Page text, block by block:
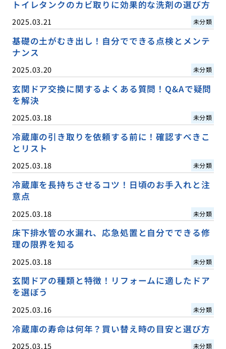
トイレタンクのカビ取りに効果的な洗剤の選び方
2025.03.21 未分類
基礎の土がむき出し！自分でできる点検とメンテ
ナンス
2025.03.20 未分類
玄関ドア交換に関するよくある質問！Q&Aで疑問
を解決
2025.03.18 未分類
冷蔵庫の引き取りを依頼する前に！確認すべきこ
とリスト
2025.03.18 未分類
冷蔵庫を長持ちさせるコツ！日頃のお手入れと注
意点
2025.03.18 未分類
床下排水管の水漏れ、応急処置と自分でできる修
理の限界を知る
2025.03.18 未分類
玄関ドアの種類と特徴！リフォームに適したドア
を選ぼう
2025.03.16 未分類
冷蔵庫の寿命は何年？買い替え時の目安と選び方
2025.03.15 未分類